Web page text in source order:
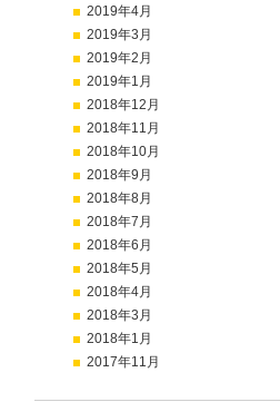
2019年4月
2019年3月
2019年2月
2019年1月
2018年12月
2018年11月
2018年10月
2018年9月
2018年8月
2018年7月
2018年6月
2018年5月
2018年4月
2018年3月
2018年1月
2017年11月